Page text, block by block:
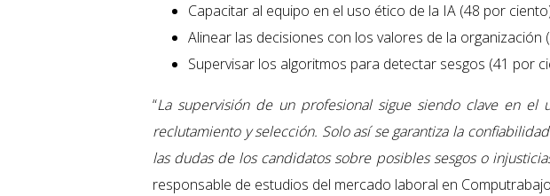
Capacitar al equipo en el uso ético de la IA (48 por
Alinear las decisiones con los valores de la organización
Supervisar los algoritmos para detectar sesgos (41 por
“La supervisión de un profesional sigue siendo clave en el
reclutamiento y selección. Solo así se garantiza la
las dudas de los candidatos sobre posibles sesgos o
responsable de estudios del mercado laboral en